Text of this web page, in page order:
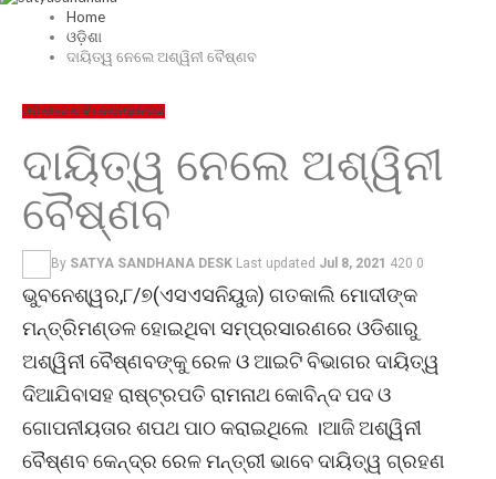
Home
ଓଡ଼ିଶା
ଦାୟିତ୍ୱ ନେଲେ ଅଶ୍ୱିନୀ ବୈଷ୍ଣବ
ଓଡ଼ିଶାଦେଶ ବିଦେଶମହାନଗର
ଦାୟିତ୍ୱ ନେଲେ ଅଶ୍ୱିନୀ
ବୈଷ୍ଣବ
By SATYA SANDHANA DESK Last updated Jul 8, 2021 420 0
ଭୁବନେଶ୍ୱର,୮/୭(ଏସଏସନିୟୁଜ) ଗତକାଲି ମୋଦୀଙ୍କ
ମନ୍ତ୍ରିମଣ୍ଡଳ ହୋଇଥିବା ସମ୍ପ୍ରସାରଣରେ ଓଡିଶାରୁ
ଅଶ୍ୱିନୀ ବୈଷ୍ଣବଙ୍କୁ ରେଳ ଓ ଆଇଟି ବିଭାଗର ଦାୟିତ୍ୱ
ଦିଆଯିବାସହ ରାଷ୍ଟ୍ରପତି ରାମନାଥ କୋବିନ୍ଦ ପଦ ଓ
ଗୋପନୀୟତାର ଶପଥ ପାଠ କରାଇଥିଲେ ।ଆଜି ଅଶ୍ୱିନୀ
ବୈଷ୍ଣବ କେନ୍ଦ୍ର ରେଳ ମନ୍ତ୍ରୀ ଭାବେ ଦାୟିତ୍ୱ ଗ୍ରହଣ